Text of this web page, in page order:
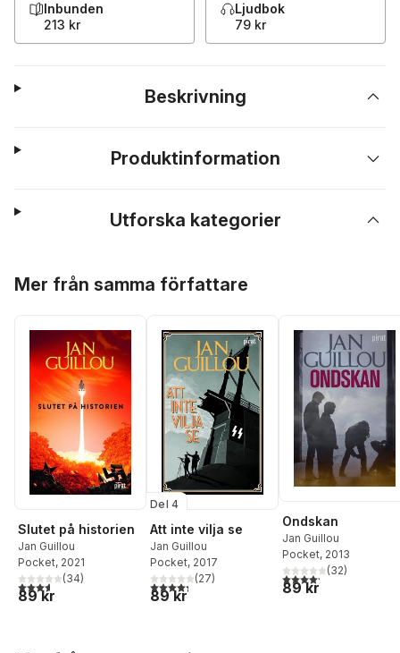
Inbunden
213 kr
Ljudbok
79 kr
Beskrivning
Produktinformation
Utforska kategorier
Mer från samma författare
Slutet på historien
Jan Guillou
Pocket, 2021
3,6utav 5 stjärnor. Totalt antal röster:
(34)
89 kr
Del 4
Att inte vilja se
Jan Guillou
Pocket, 2017
4,3utav 5 stjärnor. Totalt antal röster:
(27)
89 kr
Ondskan
Jan Guillou
Pocket, 2013
4,2utav 5 stjärnor.
(32)
89 kr